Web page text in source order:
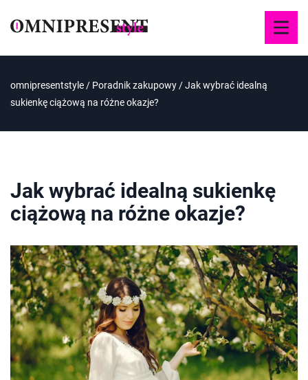
omnipresentstyle / Poradnik zakupowy /Jak wybrać idealną
sukienkę ciążową na różne okazje?
Jak wybrać idealną sukienkę
ciążową na różne okazje?